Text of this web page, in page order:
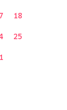
18
25